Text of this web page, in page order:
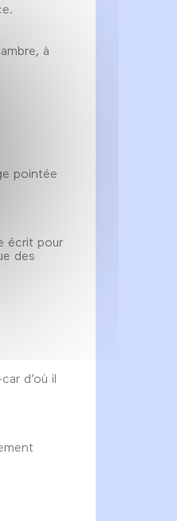
à
pointée
écrit pour
des
d’où il